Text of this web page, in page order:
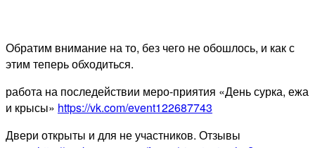
Обратим внимание на то, без чего не обошлось, и как с
этим теперь обходиться.
работа на последействии меро-приятия «День сурка, ежа
и крысы» https://vk.com/event122687743
Двери открыты и для не участников. Отзывы